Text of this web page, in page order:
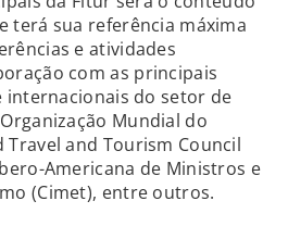
terá sua referência máxima
e atividades
com as principais
internacionais do setor de
Mundial do
Travel and Tourism Council
Americana de Ministros e
(Cimet), entre outros.